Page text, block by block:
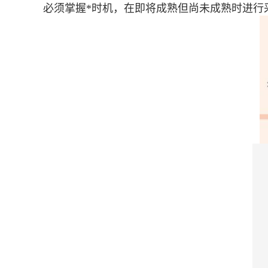
必须掌握*时机，在即将成熟但尚未成熟时进行